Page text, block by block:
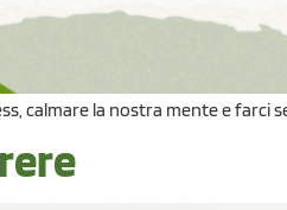
calmare la nostra mente e farci